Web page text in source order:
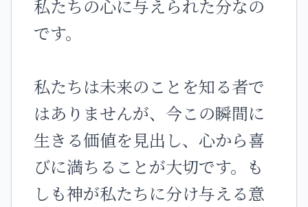
私たちの心に与えられた分なの
です。
私たちは未来のことを知る者で
はありませんが、今この瞬間に
生きる価値を見出し、心から喜
びに満ちることが大切です。も
しも神が私たちに分け与える意